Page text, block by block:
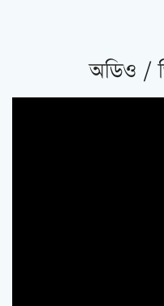
অডিও /